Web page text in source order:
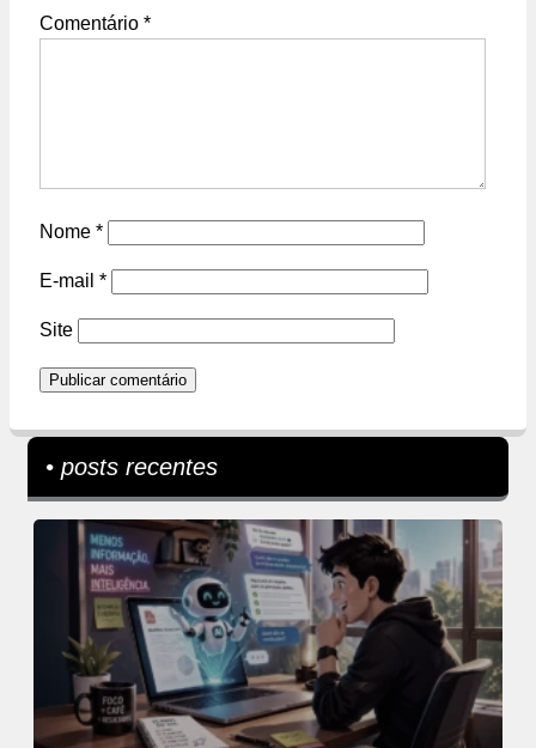
Comentário *
Nome *
E-mail *
Site
• posts recentes